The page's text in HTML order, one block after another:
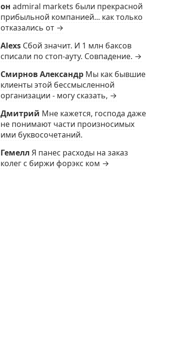
он admiral markets были прекрасной
прибыльной компанией... как только
отказались от →
Alexs Сбой значит. И 1 млн баксов
списали по стоп-ауту. Совпадение. →
Смирнов Александр Мы как бывшие
клиенты этой бессмысленной
организации - могу сказать, →
Дмитрий Мне кажется, господа даже
не понимают части произносимых
ими буквосочетаний.
Гемелл Я панес расходы на заказ
колег с биржи форэкс ком →